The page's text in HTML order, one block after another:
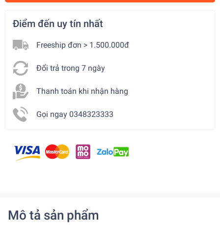
Điểm đến uy tín nhất
Freeship đơn > 1.500.000đ
Đổi trả trong 7 ngày
Thanh toán khi nhận hàng
Gọi ngay 0348323333
Mô tả sản phẩm